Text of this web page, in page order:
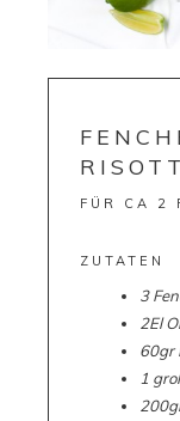
FÜR CA 2
ZUTATEN
3
2El
60gr
1